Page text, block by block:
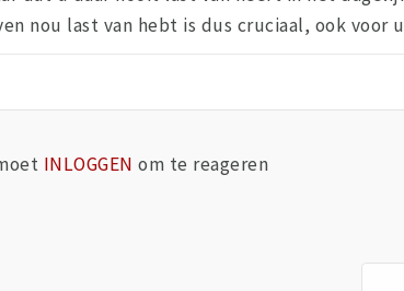
nou last van hebt is dus cruciaal, ook voor
INLOGGEN om te reageren